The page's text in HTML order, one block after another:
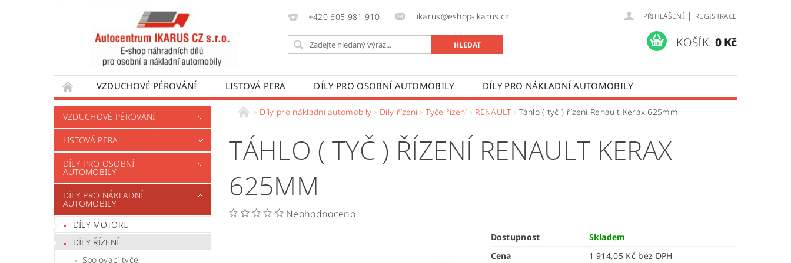
+420 605 981 910 ikarus@eshop-ikarus.cz PŘIHLÁŠENÍ | REGISTRACE
KOŠÍK: 0 Kč
VZDUCHOVÉ PÉROVÁNÍ LISTOVÁ PERA DÍLY PRO OSOBNÍ AUTOMOBILY
DÍLY PRO NÁKLADNÍ AUTOMOBILY
DÍLY PRO AUTOBUSY
DÍLY PRO UŽÍTKOVÉ VOZY DÍLY PRO ZEMĚDĚLSKÉ STROJE
VÝROBA A OPRAVY LISTOVÝCH PER
VÝROBA VENTILŮ MOTORU
VZDUCHOVÉ PÉROVÁNÍ
LISTOVÁ PERA
DÍLY PRO OSOBNÍ
AUTOMOBILY
DÍLY PRO NÁKLADNÍ
AUTOMOBILY
DÍLY MOTORU
DÍLY ŘÍZENÍ
Spojovací tyče
Díly pro nákladní automobily Díly řízení Tyče řízení RENAULT Táhlo ( tyč ) řízení Renault Kerax 625mm
TÁHLO ( TYČ ) ŘÍZENÍ RENAULT KERAX
625MM
Neohodnoceno
Dostupnost
Skladem
Cena
1 914,05 Kč bez DPH